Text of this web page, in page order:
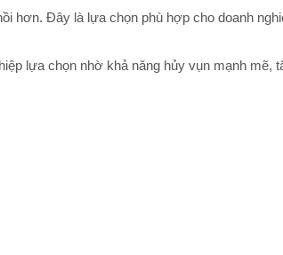
hơn. Đây là lựa chọn phù hợp cho doanh
lựa chọn nhờ khả năng hủy vụn mạnh mẽ,
tuổi thọ